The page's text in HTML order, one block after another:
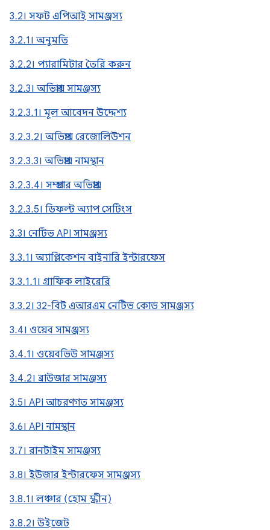
3.2। সফট এপিআই সামঞ্জস্য
3.2.1। অনুমতি
3.2.2। প্যারামিটার তৈরি করুন
3.2.3। অভিপ্রায় সামঞ্জস্য
3.2.3.1। মূল আবেদন উদ্দেশ্য
3.2.3.2। অভিপ্রায় রেজোলিউশন
3.2.3.3। অভিপ্রায় নামস্থান
3.2.3.4। সম্প্রচার অভিপ্রায়
3.2.3.5। ডিফল্ট অ্যাপ সেটিংস
3.3। নেটিভ API সামঞ্জস্য
3.3.1। অ্যাপ্লিকেশন বাইনারি ইন্টারফেস
3.3.1.1। গ্রাফিক লাইব্রেরি
3.3.2। 32-বিট এআরএম নেটিভ কোড সামঞ্জস্য
3.4। ওয়েব সামঞ্জস্য
3.4.1। ওয়েবভিউ সামঞ্জস্য
3.4.2। ব্রাউজার সামঞ্জস্য
3.5। API আচরণগত সামঞ্জস্য
3.6। API নামস্থান
3.7। রানটাইম সামঞ্জস্য
3.8। ইউজার ইন্টারফেস সামঞ্জস্য
3.8.1। লঞ্চার (হোম স্ক্রীন)
3.8.2। উইজেট